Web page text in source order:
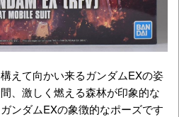
えて向かい来るガンダムEXの姿
、激しく燃える森林が印象的な
ンダムEXの象徴的なポーズです